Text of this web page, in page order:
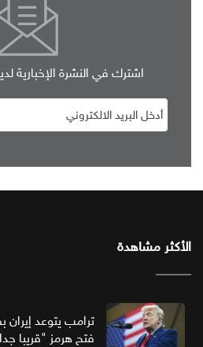
اشترك في النشرة الإخبارية
الأكثر مشاهدة
ترامب يتوعد
فتح هرمز "قريبا